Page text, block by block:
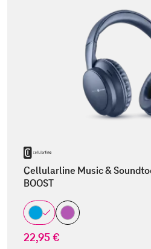
Cellularline Music &
BOOST
22,95 €